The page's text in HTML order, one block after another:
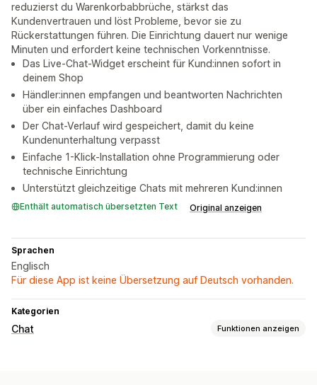
reduzierst du Warenkorbabbrüche, stärkst das
Kundenvertrauen und löst Probleme, bevor sie zu
Rückerstattungen führen. Die Einrichtung dauert nur wenige
Minuten und erfordert keine technischen Vorkenntnisse.
Das Live-Chat-Widget erscheint für Kund:innen sofort in
deinem Shop
Händler:innen empfangen und beantworten Nachrichten
über ein einfaches Dashboard
Der Chat-Verlauf wird gespeichert, damit du keine
Kundenunterhaltung verpasst
Einfache 1-Klick-Installation ohne Programmierung oder
technische Einrichtung
Unterstützt gleichzeitige Chats mit mehreren Kund:innen
Enthält automatisch übersetzten Text Original anzeigen
Sprachen
Englisch
Für diese App ist keine Übersetzung auf Deutsch vorhanden.
Kategorien
Chat Funktionen anzeigen